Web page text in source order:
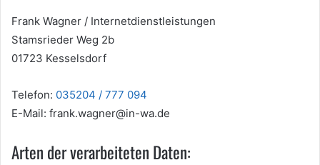
Frank Wagner / Internetdienstleistungen
Stamsrieder Weg 2b
01723 Kesselsdorf
Telefon: 035204 / 777 094
E-Mail: frank.wagner@in-wa.de
Arten der verarbeiteten Daten: